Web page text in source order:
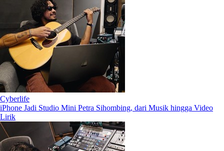
Cyberlife
iPhone Jadi Studio Mini Petra Sihombing, dari Musik hingga Video
Lirik